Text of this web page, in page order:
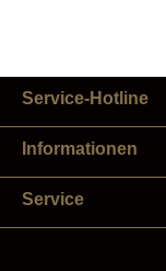
Service-Hotline
Informationen
Service